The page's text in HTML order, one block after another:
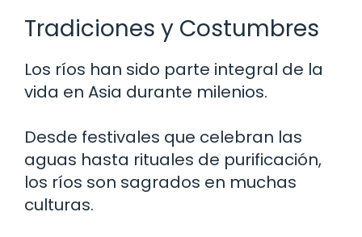
Tradiciones y Costumbres
Los ríos han sido parte integral de la
vida en Asia durante milenios.
Desde festivales que celebran las
aguas hasta rituales de purificación,
los ríos son sagrados en muchas
culturas.